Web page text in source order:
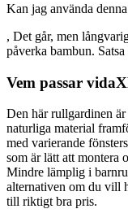
Kan jag använda
, Det går, men
påverka bambun.
Vem passar
Den här rullgardinen
naturliga material
med varierande
som är lätt att montera
Mindre lämplig i
alternativen om du vill
till riktigt bra pris.